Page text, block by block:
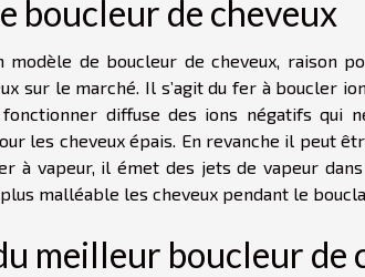
boucleur de cheveux
modèle de boucleur de cheveux, raison
sur le marché. Il s’agit du fer à boucler
diffuse des ions négatifs qui
les cheveux épais. En revanche il peut
à vapeur, il émet des jets de vapeur
malléable les cheveux pendant le
meilleur boucleur de